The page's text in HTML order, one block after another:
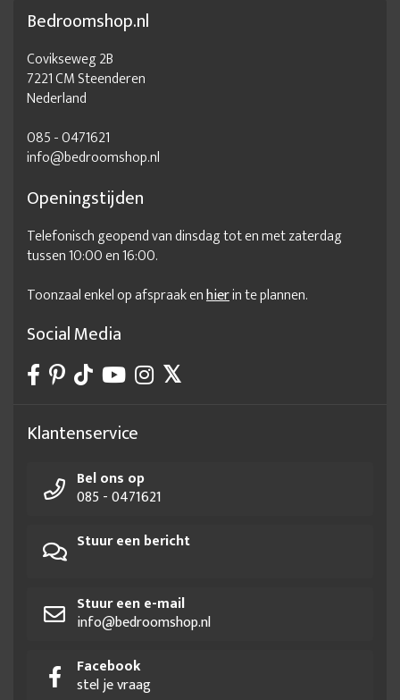
Bedroomshop.nl
Covikseweg 2B
7221 CM Steenderen
Nederland
085 - 0471621
info@bedroomshop.nl
Openingstijden
Telefonisch geopend van dinsdag tot en met zaterdag
tussen 10:00 en 16:00.
Toonzaal enkel op afspraak enhierin te plannen.
Social Media
Klantenservice
Bel ons op
085 - 0471621
Stuur een bericht
Stuur een e-mail
info@bedroomshop.nl
Facebook
stel je vraag